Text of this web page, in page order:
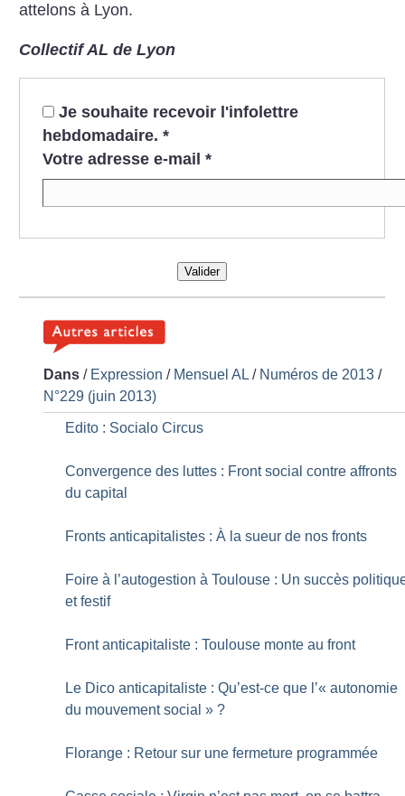
attelons à Lyon.
Collectif AL de Lyon
Je souhaite recevoir l'infolettre
hebdomadaire. *
Votre adresse e-mail *
Valider
Dans / Expression / Mensuel AL / Numéros de 2013 /
N°229 (juin 2013)
Edito : Socialo Circus
Convergence des luttes : Front social contre affronts
du capital
Fronts anticapitalistes : À la sueur de nos fronts
Foire à l’autogestion à Toulouse : Un succès
et festif
Front anticapitaliste : Toulouse monte au front
Le Dico anti­capitaliste : Qu’est-ce que l’« autonomie
du mouvement social » ?
Florange : Retour sur une fermeture programmée